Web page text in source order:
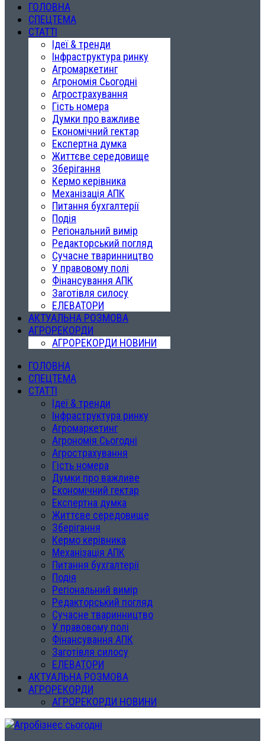
ГОЛОВНА
СПЕЦТЕМА
СТАТТІ
Ідеї & тренди
Інфраструктура ринку
Агромаркетинг
Агрономія Сьогодні
Агрострахування
Гість номера
Думки про важливе
Економічний гектар
Експертна думка
Життєве середовище
Зберігання
Кермо керівника
Механізація АПК
Питання бухгалтерії
Подія
Регіональний вимір
Редакторський погляд
Сучасне тваринництво
У правовому полі
Фінансування АПК
Заготівля силосу
ЕЛЕВАТОРИ
АКТУАЛЬНА РОЗМОВА
АГРОРЕКОРДИ
АГРОРЕКОРДИ НОВИНИ
ГОЛОВНА
СПЕЦТЕМА
СТАТТІ
Ідеї & тренди
Інфраструктура ринку
Агромаркетинг
Агрономія Сьогодні
Агрострахування
Гість номера
Думки про важливе
Економічний гектар
Експертна думка
Життєве середовище
Зберігання
Кермо керівника
Механізація АПК
Питання бухгалтерії
Подія
Регіональний вимір
Редакторський погляд
Сучасне тваринництво
У правовому полі
Фінансування АПК
Заготівля силосу
ЕЛЕВАТОРИ
АКТУАЛЬНА РОЗМОВА
АГРОРЕКОРДИ
АГРОРЕКОРДИ НОВИНИ